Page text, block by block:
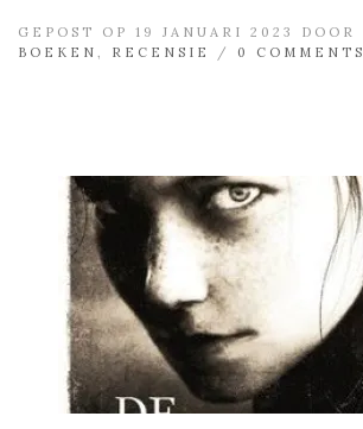
GEPOST OP 19 JANUARI 2023 DOOR
BOEKEN
RECENSIE / 0 COMMENTS